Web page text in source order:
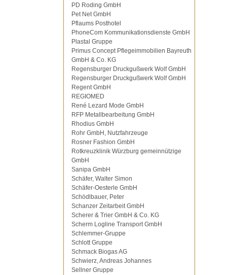
PD Roding GmbH
Pet Net GmbH
Pflaums Posthotel
PhoneCom Kommunikationsdienste GmbH
Plastal Gruppe
Primus Concept Pflegeimmobilien Bayreuth
GmbH & Co. KG
Regensburger Druckgußwerk Wolf GmbH
Regensburger Druckgußwerk Wolf GmbH
Regent GmbH
REGIOMED
René Lezard Mode GmbH
RFP Metallbearbeitung GmbH
Rhodius GmbH
Rohr GmbH, Nutzfahrzeuge
Rosner Fashion GmbH
Rotkreuzklinik Würzburg gemeinnützige
GmbH
Sanipa GmbH
Schäfer, Walter Simon
Schäfer-Oesterle GmbH
Schödlbauer, Peter
Schanzer Zeitarbeit GmbH
Scherer & Trier GmbH & Co. KG
Scherm Logline Transport GmbH
Schlemmer-Gruppe
Schlott Gruppe
Schmack Biogas AG
Schwierz, Andreas Johannes
Sellner Gruppe